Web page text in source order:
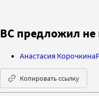
ВС предложил не
Анастасия Корочкина
Копировать ссылку